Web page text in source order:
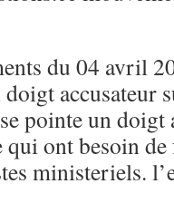
du 04 avril
accusateur
pointe un doigt
ont besoin
ministeriels.